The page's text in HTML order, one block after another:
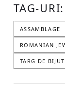
TAG-URI:
ASSAMBLAGE
ROMANIAN
TARG DE